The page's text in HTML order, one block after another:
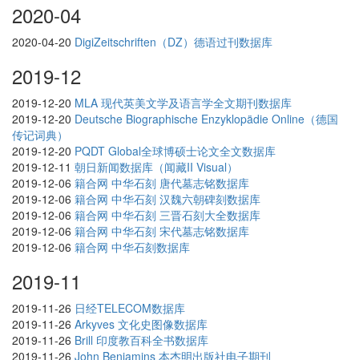
2020-04
2020-04-20 DigiZeitschriften（DZ）德语过刊数据库
2019-12
2019-12-20 MLA 现代英美文学及语言学全文期刊数据库
2019-12-20 Deutsche Biographische Enzyklopädie Online（德国
传记词典）
2019-12-20 PQDT Global全球博硕士论文全文数据库
2019-12-11 朝日新闻数据库（闻藏II Visual）
2019-12-06 籍合网 中华石刻 唐代墓志铭数据库
2019-12-06 籍合网 中华石刻 汉魏六朝碑刻数据库
2019-12-06 籍合网 中华石刻 三晋石刻大全数据库
2019-12-06 籍合网 中华石刻 宋代墓志铭数据库
2019-12-06 籍合网 中华石刻数据库
2019-11
2019-11-26 日经TELECOM数据库
2019-11-26 Arkyves 文化史图像数据库
2019-11-26 Brill 印度教百科全书数据库
2019-11-26 John Benjamins 本杰明出版社电子期刊